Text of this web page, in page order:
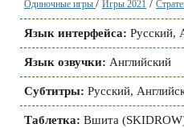
Одиночные игры / Игры 2021 /
Язык интерфейса: Русский,
Язык озвучки: Английский
Субтитры: Русский,
Таблетка: Вшита